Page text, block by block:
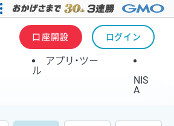
口座開設 ログイン
アプリ・ツー
ル
NIS
A